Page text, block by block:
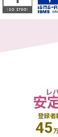
レ
安
登録者
45